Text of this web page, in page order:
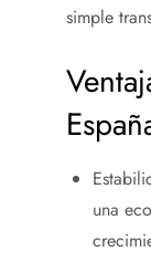
simple
una